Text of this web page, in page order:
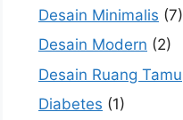
Desain Minimalis (7)
Desain Modern (2)
Desain Ruang Tamu
Diabetes (1)